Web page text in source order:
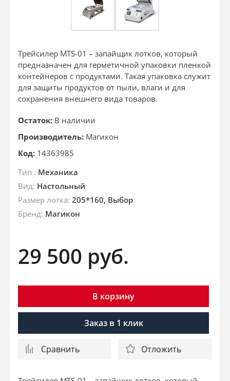
Трейсилер MTS-01 – запайщик лотков, который
предназначен для герметичной упаковки пленкой
контейнеров с продуктами. Такая упаковка служит
для защиты продуктов от пыли, влаги и для
сохранения внешнего вида товаров.
Остаток: В наличии
Производитель: Магикон
Код: 14363985
Тип : Механика
Вид: Настольный
Размер лотка: 205*160, Выбор
Бренд: Магикон
29 500 руб.
В корзину
Заказ в 1 клик
Сравнить Отложить